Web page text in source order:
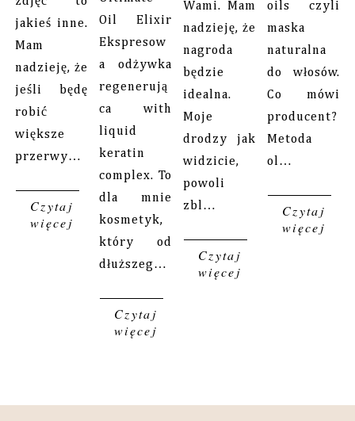
jakieś inne.
Mam
nadzieję, że
jeśli będę
robić
większe
przerwy…
Czytaj
więcej
Oil Elixir
Ekspresow
a odżywka
regenerują
ca with
liquid
keratin
complex. To
dla mnie
kosmetyk,
który od
dłuższeg…
Czytaj
więcej
Wami. Mam
nadzieję, że
nagroda
będzie
idealna.
Moje
drodzy jak
widzicie,
powoli
zbl…
Czytaj
więcej
oils czyli
maska
naturalna
do włosów.
Co mówi
producent?
Metoda
ol…
Czytaj
więcej